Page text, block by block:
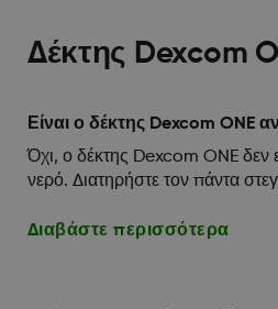
Δέκτης Dexcom
Είναι ο δέκτης Dexcom ONE
Όχι, ο δέκτης Dexcom ONE δεν
νερό. Διατηρήστε τον πάντα
Διαβάστε περισσότερα